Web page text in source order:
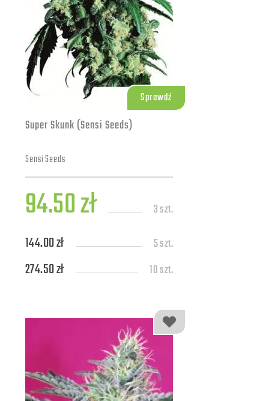
Sprawdź
Super Skunk (Sensi Seeds)
Sensi Seeds
94.50 zł 3 szt.
144.00 zł 5 szt.
274.50 zł 10 szt.